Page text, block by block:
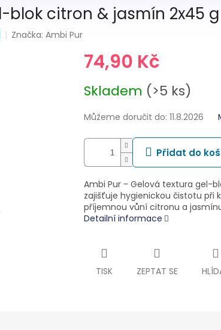
blok citron & jasmín 2x45 g
Značka:Ambi Pur
74,90 Kč
cena:
Skladem (>5 ks)
Můžeme doručit do: 11.8.2026
Přidat do
Ambi Pur - Gelová textura gel-
zajišťuje hygienickou čistotu při
příjemnou vůní citronu a
Detailní informace
TISK ZEPTAT SE